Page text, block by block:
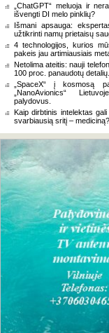
„ChatGPT“ meluoja ir
išvengti DI melo pinklių?
Išmani apsauga:
užtikrinti namų prietaisų
4 technologijos, kurios
pakeis jau artimiausiais
Netolima ateitis: nauji
100 proc. panaudotų detalių.
„SpaceX“ į kosmosą
„NanoAvionics“
palydovus.
Kaip dirbtinis intelektas
svarbiausią sritį – mediciną?